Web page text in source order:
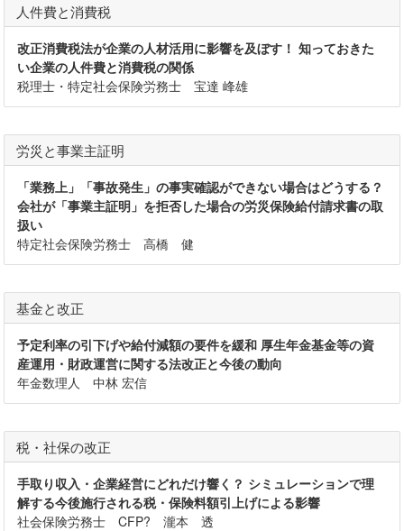
人件費と消費税
改正消費税法が企業の人材活用に影響を及ぼす！ 知っておきた
い企業の人件費と消費税の関係
税理士・特定社会保険労務士 宝達 峰雄
労災と事業主証明
「業務上」「事故発生」の事実確認ができない場合はどうする？
会社が「事業主証明」を拒否した場合の労災保険給付請求書の取
扱い
特定社会保険労務士 高橋 健
基金と改正
予定利率の引下げや給付減額の要件を緩和 厚生年金基金等の資
産運用・財政運営に関する法改正と今後の動向
年金数理人 中林 宏信
税・社保の改正
手取り収入・企業経営にどれだけ響く？ シミュレーションで理
解する今後施行される税・保険料額引上げによる影響
社会保険労務士 CFP? 瀧本 透